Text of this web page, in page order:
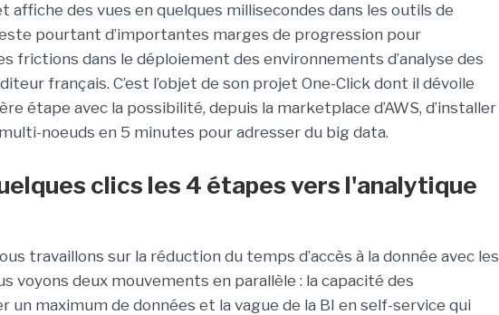
affiche des vues en quelques millisecondes dans les outils de
pourtant d’importantes marges de progression pour
frictions dans le déploiement des environnements d’analyse des
français. C’est l’objet de son projet One-Click dont il dévoile
étape avec la possibilité, depuis la marketplace d’AWS, d’installer
noeuds en 5 minutes pour adresser du big data.
clics les 4 étapes vers l'analytique
travaillons sur la réduction du temps d’accès à la donnée avec les
voyons deux mouvements en parallèle : la capacité des
un maximum de données et la vague de la BI en self-service qui